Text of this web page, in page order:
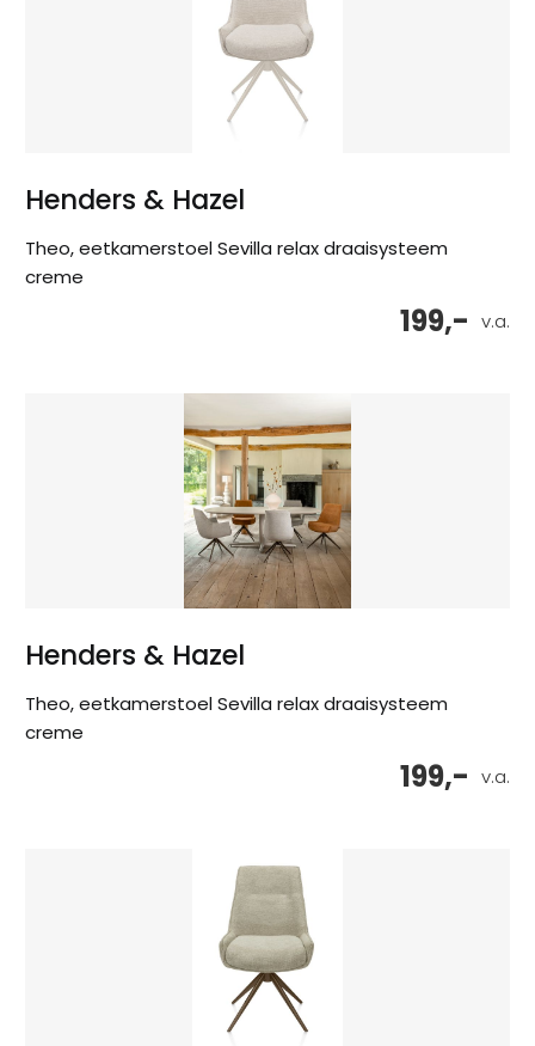
Henders & Hazel
Theo, eetkamerstoel Sevilla relax draaisysteem
creme
v.a.
199,-
Henders & Hazel
Theo, eetkamerstoel Sevilla relax draaisysteem
creme
v.a.
199,-